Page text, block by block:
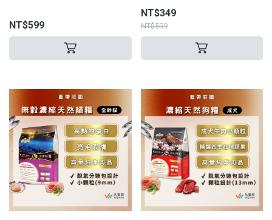
NT$599
NT$349
NT$599